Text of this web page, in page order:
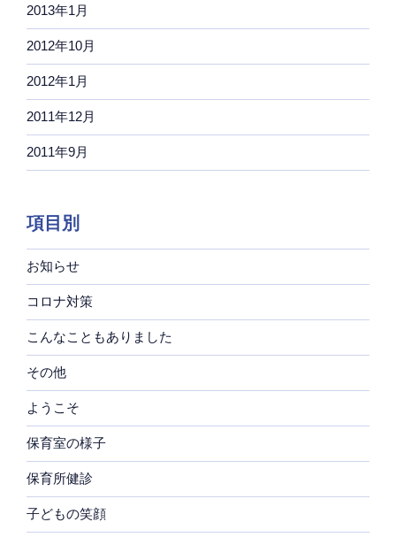
2013年1月
2012年10月
2012年1月
2011年12月
2011年9月
項目別
お知らせ
コロナ対策
こんなこともありました
その他
ようこそ
保育室の様子
保育所健診
子どもの笑顔